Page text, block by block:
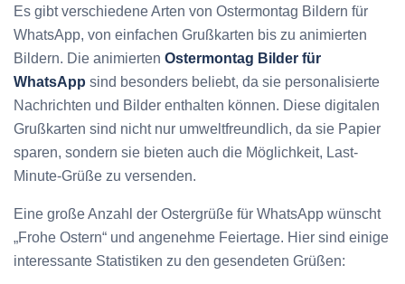
Es gibt verschiedene Arten von Ostermontag Bildern für
WhatsApp, von einfachen Grußkarten bis zu animierten
Bildern. Die animierten Ostermontag Bilder für
WhatsApp sind besonders beliebt, da sie personalisierte
Nachrichten und Bilder enthalten können. Diese digitalen
Grußkarten sind nicht nur umweltfreundlich, da sie Papier
sparen, sondern sie bieten auch die Möglichkeit, Last-
Minute-Grüße zu versenden.
Eine große Anzahl der Ostergrüße für WhatsApp wünscht
„Frohe Ostern“ und angenehme Feiertage. Hier sind einige
interessante Statistiken zu den gesendeten Grüßen: